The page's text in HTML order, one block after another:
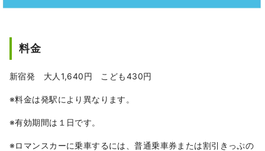
料金
新宿発 大人1,640円 こども430円
※料金は発駅により異なります。
※有効期間は１日です。
※ロマンスカーに乗車するには、普通乗車券または割引きっぷの